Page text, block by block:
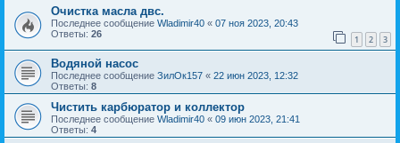
Очистка масла двс.
Последнее сообщение Wladimir40 « 07 ноя 2023, 20:43
Ответы: 26 1 2 3
Водяной насос
Последнее сообщение ЗилОк157 « 22 июн 2023, 12:32
Ответы: 8
Чистить карбюратор и коллектор
Последнее сообщение Wladimir40 « 09 июн 2023, 21:41
Ответы: 4